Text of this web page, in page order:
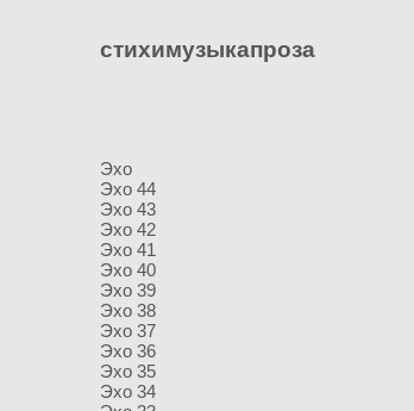
стихимузыкапроза
Эхо
Эхо 44
Эхо 43
Эхо 42
Эхо 41
Эхо 40
Эхо 39
Эхо 38
Эхо 37
Эхо 36
Эхо 35
Эхо 34